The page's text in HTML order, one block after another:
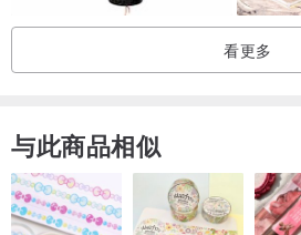
看更多
与此商品相似